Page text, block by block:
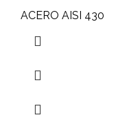
ACERO AISI 430